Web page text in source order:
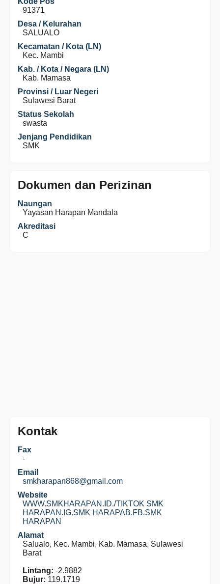
91371
Desa / Kelurahan
SALUALO
Kecamatan / Kota (LN)
Kec. Mambi
Kab. / Kota / Negara (LN)
Kab. Mamasa
Provinsi / Luar Negeri
Sulawesi Barat
Status Sekolah
swasta
Jenjang Pendidikan
SMK
Dokumen dan Perizinan
Naungan
Yayasan Harapan Mandala
Akreditasi
C
Kontak
Fax
-
Email
smkharapan868@gmail.com
Website
WWW.SMKHARAPAN.ID./TIKTOK SMK
HARAPAN.IG.SMK HARAPAB.FB.SMK
HARAPAN
Alamat
Salualo, Kec. Mambi, Kab. Mamasa, Sulawesi
Barat
Lintang: -2.9882
Bujur: 119.1719